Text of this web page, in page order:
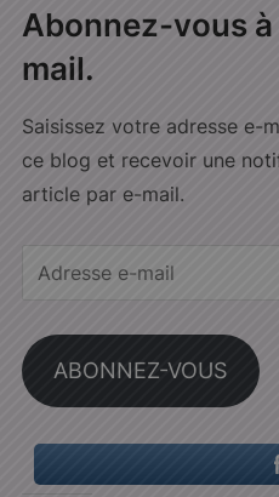
Abonnez-vous
mail.
Saisissez votre adresse e-
ce blog et recevoir une
article par e-mail.
Adresse
ABONNEZ-VOUS